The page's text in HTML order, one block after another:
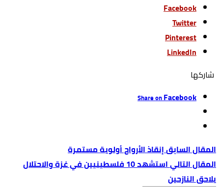
Facebook
Twitter
Pinterest
LinkedIn
‫‫ شاركها‬
Share onFacebook
إنقاذ الأرواح أولوية مستمرة
استشهد 10 فلسطينيين في غزة والاحتلال
يلاحق النازحين